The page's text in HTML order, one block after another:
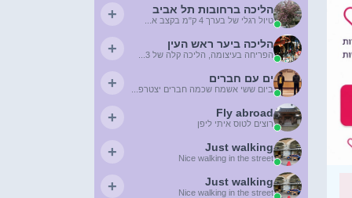
הליכה ברחובות תל אביב
טיול רגלי של בערך 4 ק"מ בקצב א... +
הליכה ביער ראש העין
הפריחה בעיצומה, הליכה קלה של 3... +
ים עם חברים
ביום ששי אשמח שכמה חברים יצטרפ... +
Fly abroad
רוצים לטוס איתי ליפן +
Just walking
Nice walking in the street
+
Just walking
Nice walking in the street
+